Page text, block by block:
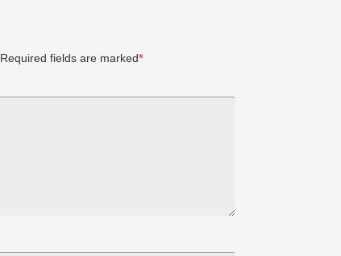
Required fields are marked*